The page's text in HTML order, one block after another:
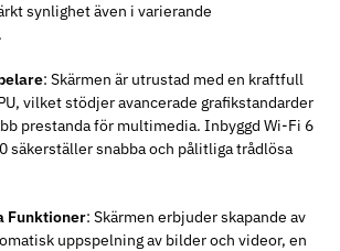
synlighet även i varierande
: Skärmen är utrustad med en kraftfull
vilket stödjer avancerade grafikstandarder
prestanda för multimedia. Inbyggd Wi-Fi 6
säkerställer snabba och pålitliga trådlösa
Funktioner: Skärmen erbjuder skapande av
uppspelning av bilder och videor, en